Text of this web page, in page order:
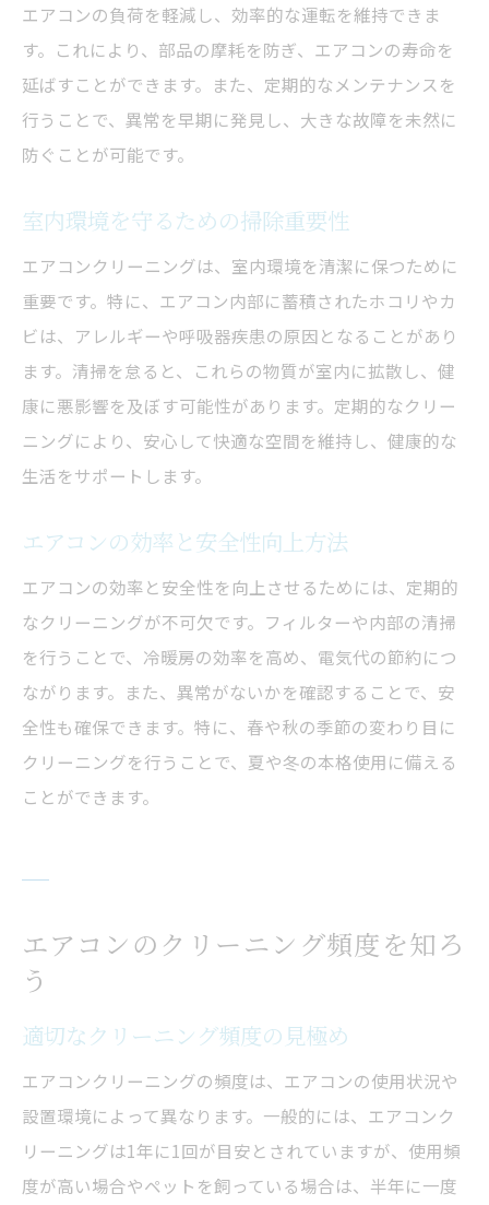
エアコンの負荷を軽減し、効率的な運転を維持できま
す。これにより、部品の摩耗を防ぎ、エアコンの寿命を
延ばすことができます。また、定期的なメンテナンスを
行うことで、異常を早期に発見し、大きな故障を未然に
防ぐことが可能です。
室内環境を守るための掃除重要性
エアコンクリーニングは、室内環境を清潔に保つために
重要です。特に、エアコン内部に蓄積されたホコリやカ
ビは、アレルギーや呼吸器疾患の原因となることがあり
ます。清掃を怠ると、これらの物質が室内に拡散し、健
康に悪影響を及ぼす可能性があります。定期的なクリー
ニングにより、安心して快適な空間を維持し、健康的な
生活をサポートします。
エアコンの効率と安全性向上方法
エアコンの効率と安全性を向上させるためには、定期的
なクリーニングが不可欠です。フィルターや内部の清掃
を行うことで、冷暖房の効率を高め、電気代の節約につ
ながります。また、異常がないかを確認することで、安
全性も確保できます。特に、春や秋の季節の変わり目に
クリーニングを行うことで、夏や冬の本格使用に備える
ことができます。
エアコンのクリーニング頻度を知ろ
う
適切なクリーニング頻度の見極め
エアコンクリーニングの頻度は、エアコンの使用状況や
設置環境によって異なります。一般的には、エアコンク
リーニングは1年に1回が目安とされていますが、使用頻
度が高い場合やペットを飼っている場合は、半年に一度